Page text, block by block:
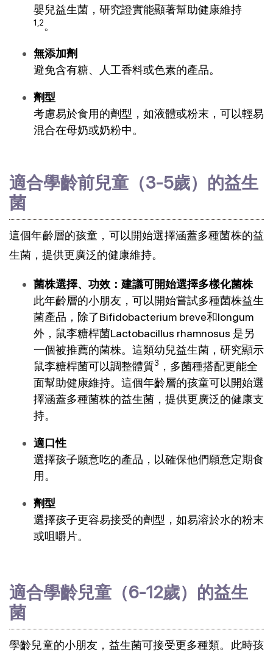
1,2。
無添加劑
避免含有糖、人工香料或色素的產品。
劑型
考慮易於食用的劑型，如液體或粉末，可以輕易
混合在母奶或奶粉中。
適合學齡前兒童（3-5歲）的益生
菌
這個年齡層的孩童，可以開始選擇涵蓋多種菌株的益
生菌，提供更廣泛的健康維持。
菌株選擇、功效：建議可開始選擇多樣化菌株
此年齡層的小朋友，可以開始嘗試多種菌株益生
菌產品，除了Bifidobacterium breve和longum
外，鼠李糖桿菌Lactobacillus rhamnosus 是另
一個被推薦的菌株。這類幼兒益生菌，研究顯示
鼠李糖桿菌可以調整體質3 ，多菌種搭配更能全
面幫助健康維持。這個年齡層的孩童可以開始選
擇涵蓋多種菌株的益生菌，提供更廣泛的健康支
持。
適口性
選擇孩子願意吃的產品，以確保他們願意定期食
用。
劑型
選擇孩子更容易接受的劑型，如易溶於水的粉末
或咀嚼片。
適合學齡兒童（6-12歲）的益生
菌
學齡兒童的小朋友，益生菌可接受更多種類。此時孩